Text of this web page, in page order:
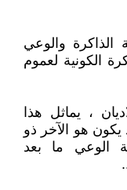
الذاكرة والوعي
الكونية لعموم
، يماثل هذا
يكون هو الآخر ذو
الوعي ما بعد